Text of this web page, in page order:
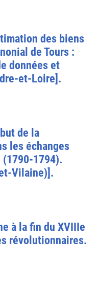
des biens
de Tours :
données et
et-Loire].
de la
les échanges
1794).
Vilaine)].
à la fin du XVIIIe
révolutionnaires.